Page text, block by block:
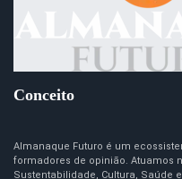
Conceito
Almanaque Futuro é um
formadores de opinião. Atuamos
Sustentabilidade, Cultura, Saúde